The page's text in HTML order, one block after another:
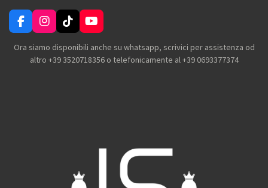
F
a
c
I
n
s
t
T
i
k
T
Y
o
u
T
Ora siamo disponibili anche su whatsapp, scrivici per assistenza od
altro +39 3520718356 o telefonicamente al +39 0693377374